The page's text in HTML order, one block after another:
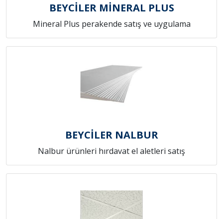
BEYCİLER MİNERAL PLUS
Mineral Plus perakende satış ve uygulama
BEYCİLER NALBUR
Nalbur ürünleri hırdavat el aletleri satış